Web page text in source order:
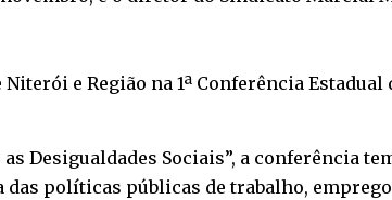
e Região na 1ª Conferência Estadual
Desigualdades Sociais”, a conferência
políticas públicas de trabalho,